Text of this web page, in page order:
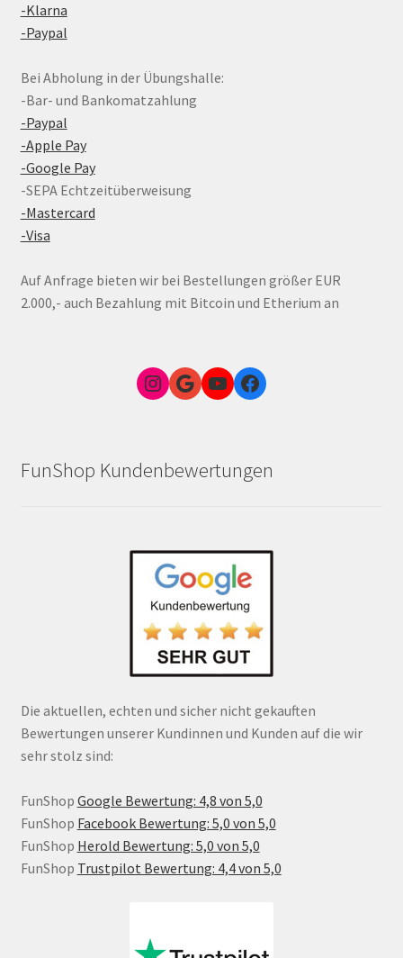
-Klarna
-Paypal
Bei Abholung in der Übungshalle:
-Bar- und Bankomatzahlung
-Paypal
-Apple Pay
-Google Pay
-SEPA Echtzeitüberweisung
-Mastercard
-Visa
Auf Anfrage bieten wir bei Bestellungen größer EUR
2.000,- auch Bezahlung mit Bitcoin und Etherium an
Instagram
Google Link zum FunShop WienYouTubeFacebook
FunShop Kundenbewertungen
Die aktuellen, echten und sicher nicht gekauften
Bewertungen unserer Kundinnen und Kunden auf die wir
sehr stolz sind:
FunShop Google Bewertung: 4,8 von 5,0
FunShop Facebook Bewertung: 5,0 von 5,0
FunShop Herold Bewertung: 5,0 von 5,0
FunShop Trustpilot Bewertung: 4,4 von 5,0